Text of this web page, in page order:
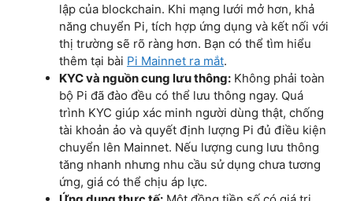
lập của blockchain. Khi mạng lưới mở hơn, khả
năng chuyển Pi, tích hợp ứng dụng và kết nối với
thị trường sẽ rõ ràng hơn. Bạn có thể tìm hiểu
thêm tại bài Pi Mainnet ra mắt.
KYC và nguồn cung lưu thông: Không phải toàn
bộ Pi đã đào đều có thể lưu thông ngay. Quá
trình KYC giúp xác minh người dùng thật, chống
tài khoản ảo và quyết định lượng Pi đủ điều kiện
chuyển lên Mainnet. Nếu lượng cung lưu thông
tăng nhanh nhưng nhu cầu sử dụng chưa tương
ứng, giá có thể chịu áp lực.